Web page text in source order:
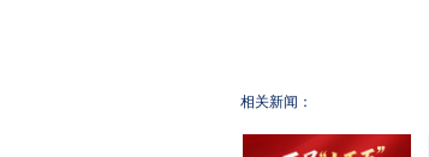
相关新闻：